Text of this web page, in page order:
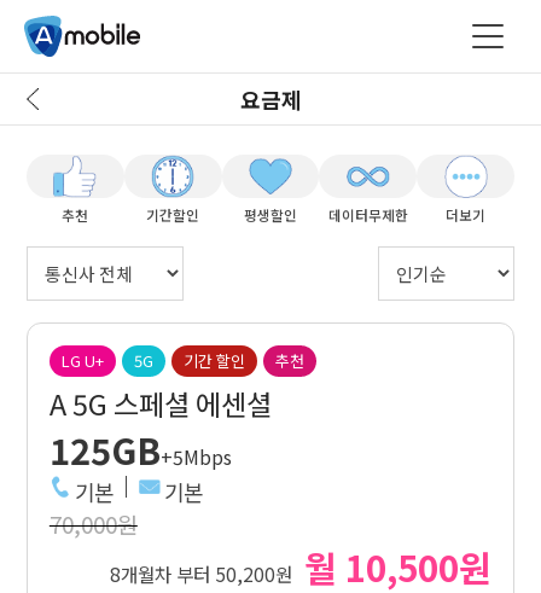
요금제
추천 기간할인 평생할인 데이터무제한 더보기
LG U+ 5G 기간 할인 추천
A 5G 스페셜 에센셜
125GB+5Mbps
기본 기본
70,000원
8개월차 부터 50,200원 월 10,500원